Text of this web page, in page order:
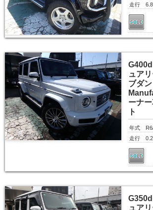
走行 6.8
ュア
ブダ
ーナ
ト
年式
走行 0.2
ュア